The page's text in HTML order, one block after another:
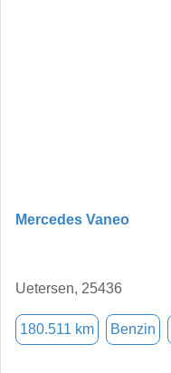
Mercedes Vaneo
Uetersen, 25436
180.511 km Benzin